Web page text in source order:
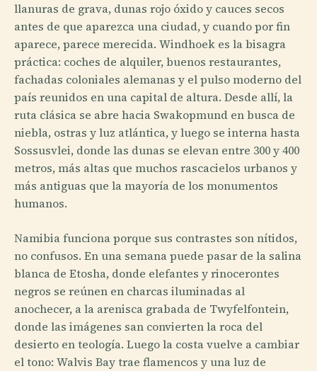
llanuras de grava, dunas rojo óxido y cauces secos
antes de que aparezca una ciudad, y cuando por fin
aparece, parece merecida. Windhoek es la bisagra
práctica: coches de alquiler, buenos restaurantes,
fachadas coloniales alemanas y el pulso moderno del
país reunidos en una capital de altura. Desde allí, la
ruta clásica se abre hacia Swakopmund en busca de
niebla, ostras y luz atlántica, y luego se interna hasta
Sossusvlei, donde las dunas se elevan entre 300 y 400
metros, más altas que muchos rascacielos urbanos y
más antiguas que la mayoría de los monumentos
humanos.
Namibia funciona porque sus contrastes son nítidos,
no confusos. En una semana puede pasar de la salina
blanca de Etosha, donde elefantes y rinocerontes
negros se reúnen en charcas iluminadas al
anochecer, a la arenisca grabada de Twyfelfontein,
donde las imágenes san convierten la roca del
desierto en teología. Luego la costa vuelve a cambiar
el tono: Walvis Bay trae flamencos y una luz de